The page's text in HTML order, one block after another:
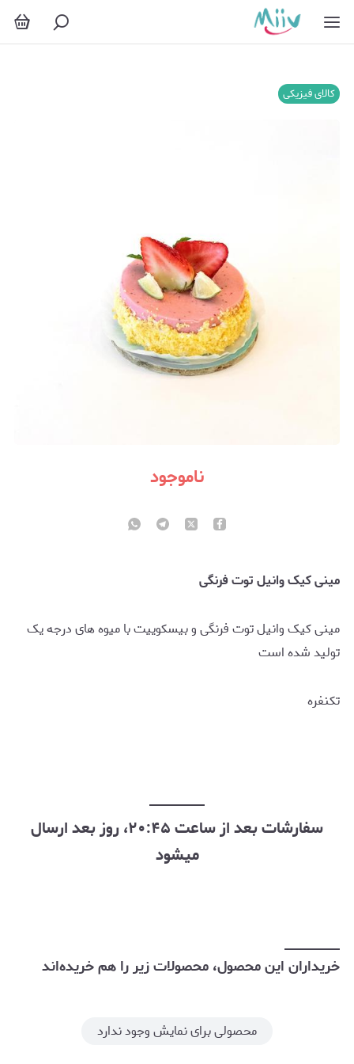
کالای فیزیکی
ناموجود
مینی کیک وانیل توت فرنگی
مینی کیک وانیل توت فرنگی و بیسکوییت با میوه های درجه یک
تولید شده است
تکنفره
سفارشات بعد از ساعت ۲۰:۴۵، روز بعد ارسال
میشود
خریداران این محصول، محصولات زیر را هم خریده‌اند
محصولی برای نمایش وجود ندارد